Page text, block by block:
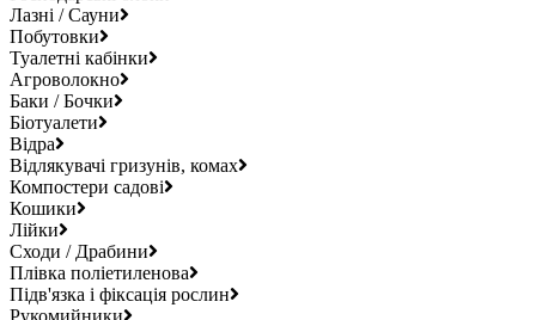
Лазні / Сауни
Побутовки
Туалетні кабінки
Агроволокно
Баки / Бочки
Біотуалети
Відра
Відлякувачі гризунів, комах
Компостери садові
Кошики
Лійки
Сходи / Драбини
Плівка поліетиленова
Підв'язка і фіксація рослин
Рукомийники